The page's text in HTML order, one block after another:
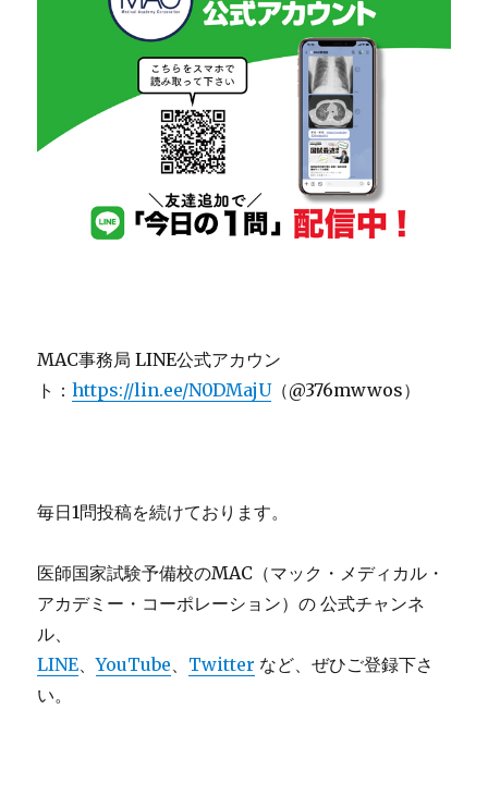
MAC事務局 LINE公式アカウン
ト：https://lin.ee/N0DMajU（@376mwwos）
毎日1問投稿を続けております。
医師国家試験予備校のMAC（マック・メディカル・
アカデミー・コーポレーション）の 公式チャンネ
ル、
LINE、YouTube、 Twitter など、ぜひご登録下さ
い。